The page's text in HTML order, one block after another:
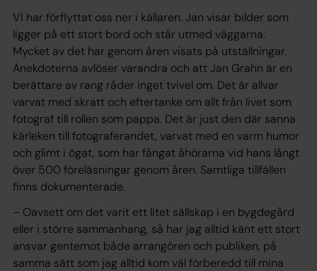
VI har förflyttat oss ner i källaren. Jan visar bilder som
ligger på ett stort bord och står utmed väggarna.
Mycket av det har genom åren visats på utställningar.
Anekdoterna avlöser varandra och att Jan Grahn är en
berättare av rang råder inget tvivel om. Det är allvar
varvat med skratt och eftertanke om allt från livet som
fotograf till rollen som pappa. Det är just den där sanna
kärleken till fotograferandet, varvat med en varm humor
och glimt i ögat, som har fångat åhörarna vid hans långt
över 500 föreläsningar genom åren. Samtliga tillfällen
finns dokumenterade.
– Oavsett om det varit ett litet sällskap i en bygdegård
eller i större sammanhang, så har jag alltid känt ett stort
ansvar gentemot både arrangören och publiken, på
samma sätt som jag alltid kom väl förberedd till mina